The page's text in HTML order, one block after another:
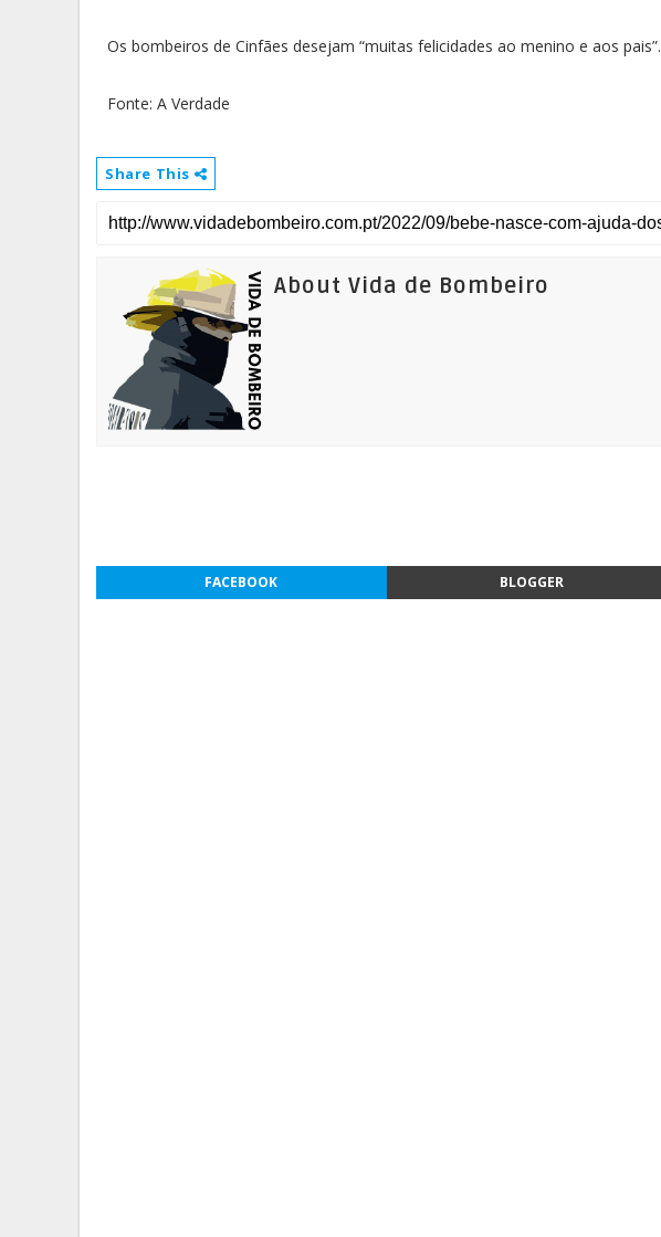
Os bombeiros de Cinfães desejam “muitas felicidades ao menino e aos pais”.
Fonte: A Verdade
Share This
About Vida de Bombeiro
FACEBOOK BLOGGER